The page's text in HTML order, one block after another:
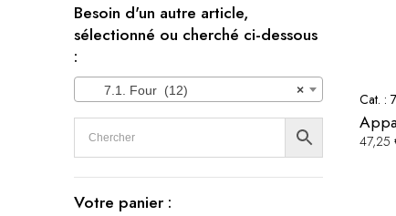
Besoin d'un autre article,
sélectionné ou cherché ci-dessous
:
×
7.1. Four (12)
Votre panier :
Cat. :
47,25